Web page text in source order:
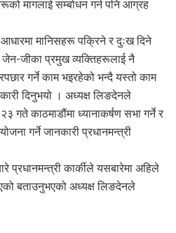
मागलाई सम्बोधन गर्न पनि आग्रह
मानिसहरू पक्रिने र दुःख दिने
जेन-जीका प्रमुख व्यक्तिहरूलाई नै
गर्ने काम भइरहेको भन्दै यस्तो काम
दिनुभयो । अध्यक्ष लिङदेनले
गते काठमाडौंमा ध्यानाकर्षण सभा गर्ने र
गर्ने जानकारी प्रधानमन्त्री
प्रधानमन्त्री कार्कीले यसबारेमा अहिले
बताउनुभएको अध्यक्ष लिङदेनले